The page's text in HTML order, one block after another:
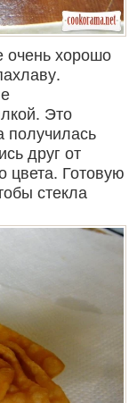
очень хорошо
Это
получилась
друг от
цвета. Готовую
стекла